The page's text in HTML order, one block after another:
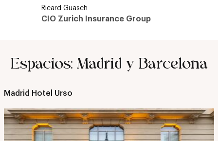
Ricard Guasch
CIO Zurich Insurance Group
Espacios: Madrid y Barcelona
Madrid Hotel Urso